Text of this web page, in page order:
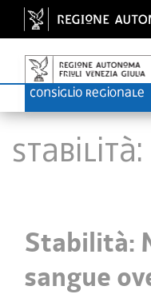
Stabilità:
Stabilità:
sangue